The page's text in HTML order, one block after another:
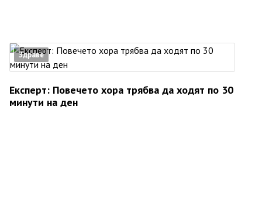
Здраве
Експерт: Повечето хора трябва да ходят по 30
минути на ден